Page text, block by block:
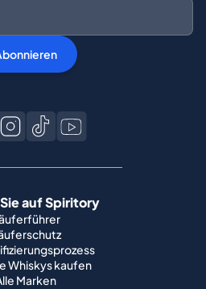
auf Spiritory
Whiskys kaufen
Marken